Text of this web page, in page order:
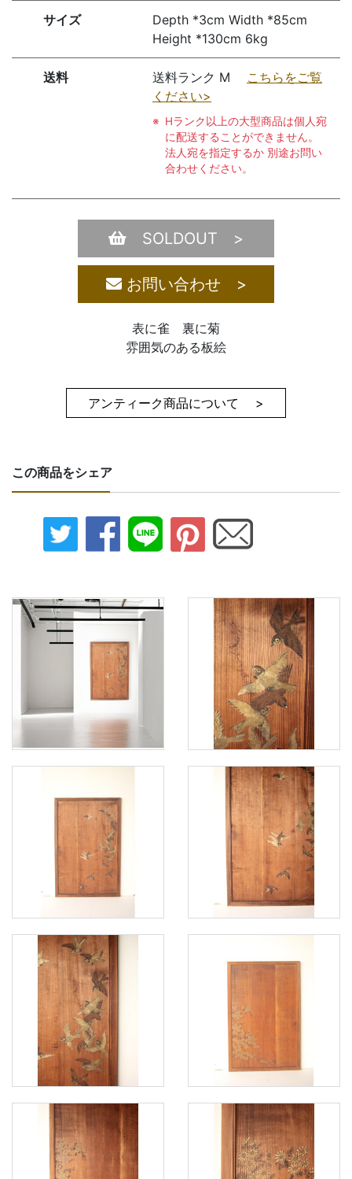
サイズ
Depth *3cm Width *85cm
Height *130cm 6kg
送料 送料ランク M こちらをご覧
ください>
Hランク以上の大型商品は個人宛
に配送することができません。
法人宛を指定するか 別途お問い
合わせください。
SOLDOUT >
お問い合わせ >
表に雀 裏に菊
雰囲気のある板絵
アンティーク商品について >
この商品をシェア